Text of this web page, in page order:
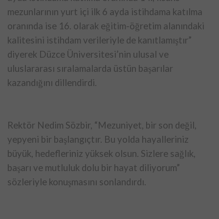
mezunlarının yurt içi ilk 6 ayda istihdama katılma
oranında ise 16. olarak eğitim-öğretim alanındaki
kalitesini istihdam verileriyle de kanıtlamıştır”
diyerek Düzce Üniversitesi’nin ulusal ve
uluslararası sıralamalarda üstün başarılar
kazandığını dillendirdi.
Rektör Nedim Sözbir, “Mezuniyet, bir son değil,
yepyeni bir başlangıçtır. Bu yolda hayalleriniz
büyük, hedefleriniz yüksek olsun. Sizlere sağlık,
başarı ve mutluluk dolu bir hayat diliyorum”
sözleriyle konuşmasını sonlandırdı.